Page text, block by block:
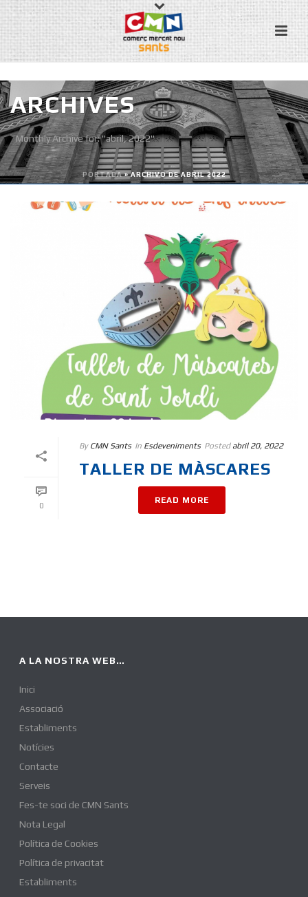
ARCHIVES
Monthly Archive for: "abril, 2022"
PORTADA»ARCHIVO DE ABRIL 2022
0
By CMN Sants In Esdeveniments Posted abril 20, 2022
TALLER DE MÀSCARES
READ MORE
A LA NOSTRA WEB…
Inici
Associació
Establiments
Notícies
Contacte
Serveis
Fes-te soci de CMN Sants
Nota Legal
Política de Cookies
Política de privacitat
Establiments